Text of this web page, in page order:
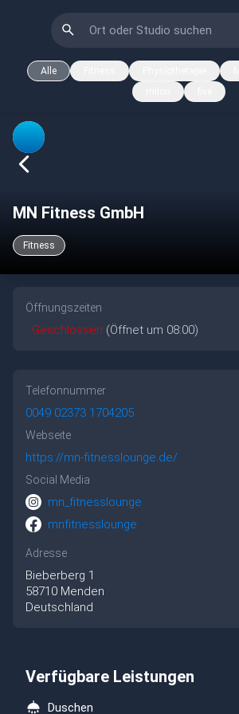
Alle
MN Fitness GmbH
Fitness
Öffnungszeiten
Geschlossen (Öffnet um 08:00)
Telefonnummer
0049 02373 1704205
Webseite
https://mn-fitnesslounge.de/
Social Media
mn_fitnesslounge
mnfitnesslounge
Adresse
Bieberberg 1
58710 Menden
Deutschland
Verfügbare Leistungen
Duschen